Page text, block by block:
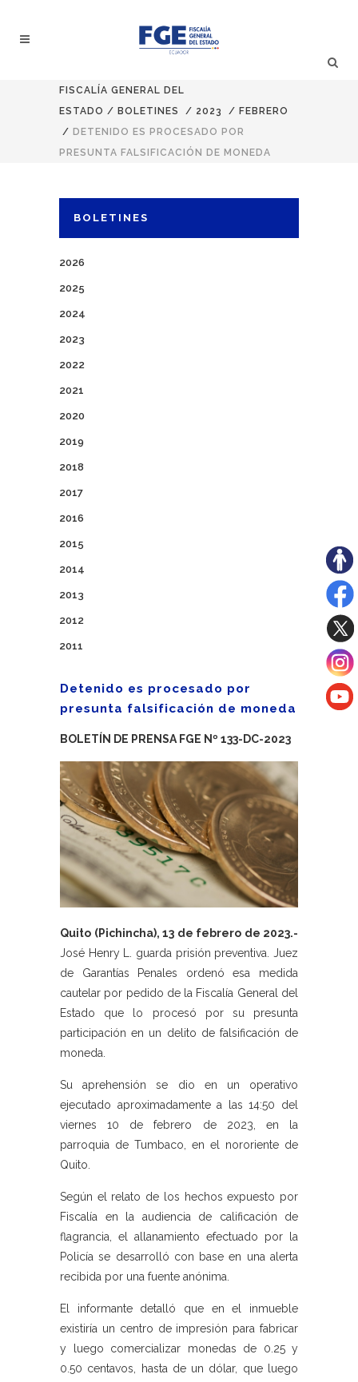
FISCALÍA GENERAL DEL
ESTADO / BOLETINES / 2023 / FEBRERO
/ DETENIDO ES PROCESADO POR
PRESUNTA FALSIFICACIÓN DE MONEDA
BOLETINES
2026
2025
2024
2023
2022
2021
2020
2019
2018
2017
2016
2015
2014
2013
2012
2011
Detenido es procesado por
presunta falsificación de moneda
BOLETÍN DE PRENSA FGE Nº 133-DC-2023
Quito (Pichincha), 13 de febrero de 2023.-
José Henry L. guarda prisión preventiva. Juez
de Garantías Penales ordenó esa medida
cautelar por pedido de la Fiscalía General del
Estado que lo procesó por su presunta
participación en un delito de falsificación de
moneda.
Su aprehensión se dio en un operativo
ejecutado aproximadamente a las 14:50 del
viernes 10 de febrero de 2023, en la
parroquia de Tumbaco, en el nororiente de
Quito.
Según el relato de los hechos expuesto por
Fiscalía en la audiencia de calificación de
flagrancia, el allanamiento efectuado por la
Policía se desarrolló con base en una alerta
recibida por una fuente anónima.
El informante detalló que en el inmueble
existiría un centro de impresión para fabricar
y luego comercializar monedas de 0.25 y
0.50 centavos, hasta de un dólar, que luego